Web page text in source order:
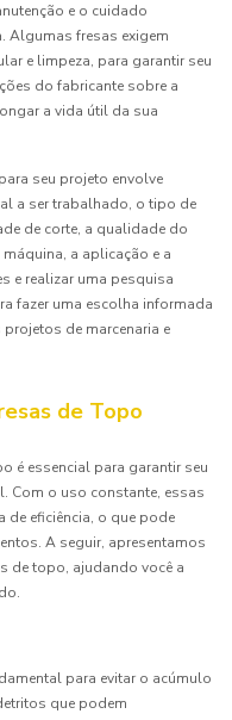
e o cuidado
Algumas fresas exigem
e limpeza, para garantir seu
do fabricante sobre a
a vida útil da sua
seu projeto envolve
a ser trabalhado, o tipo de
de corte, a qualidade do
a aplicação e a
e realizar uma pesquisa
fazer uma escolha informada
de marcenaria e
de Topo
é essencial para garantir seu
Com o uso constante, essas
de eficiência, o que pode
A seguir, apresentamos
de topo, ajudando você a
para evitar o acúmulo
que podem